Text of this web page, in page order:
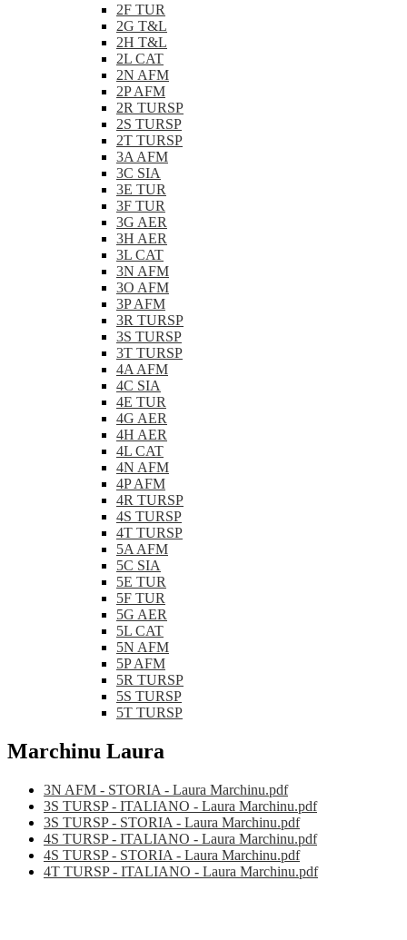
2F TUR
2G T&L
2H T&L
2L CAT
2N AFM
2P AFM
2R TURSP
2S TURSP
2T TURSP
3A AFM
3C SIA
3E TUR
3F TUR
3G AER
3H AER
3L CAT
3N AFM
3O AFM
3P AFM
3R TURSP
3S TURSP
3T TURSP
4A AFM
4C SIA
4E TUR
4G AER
4H AER
4L CAT
4N AFM
4P AFM
4R TURSP
4S TURSP
4T TURSP
5A AFM
5C SIA
5E TUR
5F TUR
5G AER
5L CAT
5N AFM
5P AFM
5R TURSP
5S TURSP
5T TURSP
Marchinu Laura
3N AFM - STORIA - Laura Marchinu.pdf
3S TURSP - ITALIANO - Laura Marchinu.pdf
3S TURSP - STORIA - Laura Marchinu.pdf
4S TURSP - ITALIANO - Laura Marchinu.pdf
4S TURSP - STORIA - Laura Marchinu.pdf
4T TURSP - ITALIANO - Laura Marchinu.pdf